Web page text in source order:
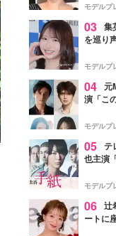
モデルプ
03 集
を巡り
モデルプ
04 元
演「こ
ャスト
モデルプ
05 テ
也主演
モデルプ
06 辻
ートに